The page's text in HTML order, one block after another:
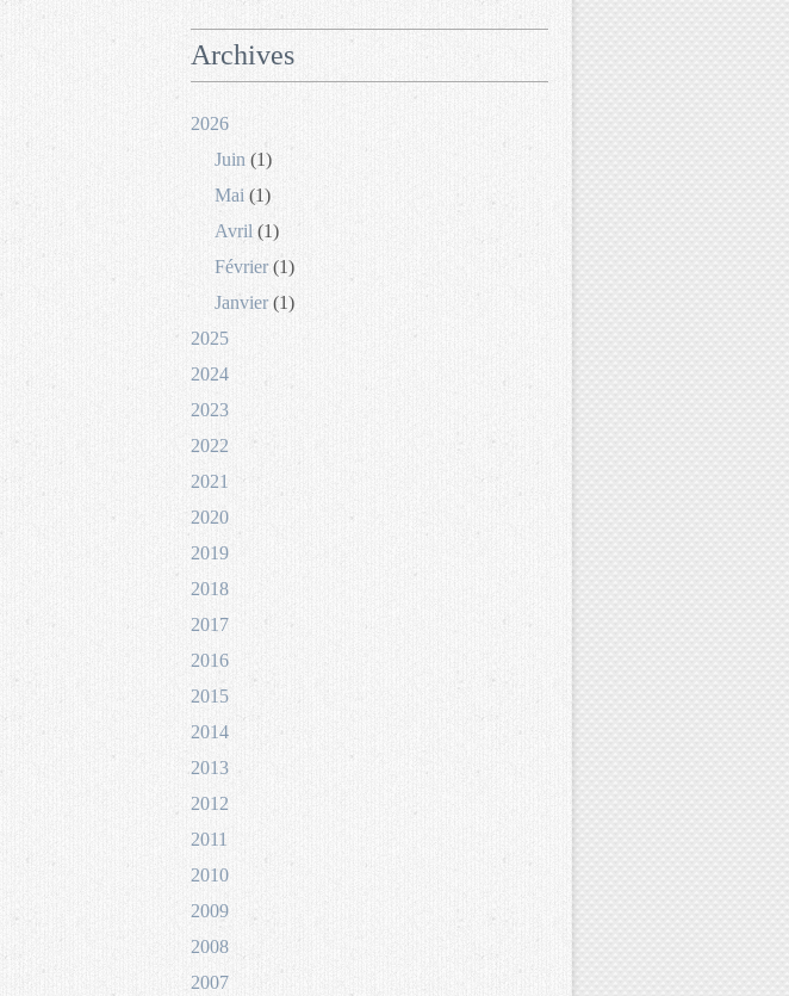
Archives
2026
Juin (1)
Mai (1)
Avril (1)
Février(1)
Janvier (1)
2025
2024
2023
2022
2021
2020
2019
2018
2017
2016
2015
2014
2013
2012
2011
2010
2009
2008
2007